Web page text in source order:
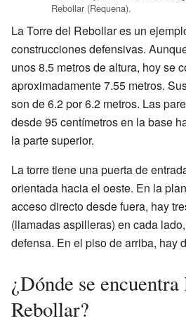
Rebollar (Requena).
La Torre del Rebollar es un
construcciones defensivas.
unos 8.5 metros de altura, hoy se
aproximadamente 7.55 metros.
son de 6.2 por 6.2 metros. Las
desde 95 centímetros en la base
la parte superior.
La torre tiene una puerta de
orientada hacia el oeste. En la
acceso directo desde fuera, hay
(llamadas aspilleras) en cada
defensa. En el piso de arriba, hay
¿Dónde se
Rebollar?